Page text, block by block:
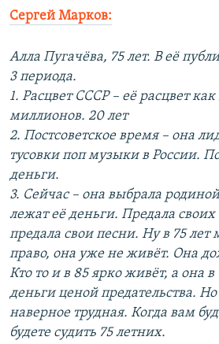
Сергей Марков:
Алла Пугачёва, 75 лет. В её
3 периода.
1. Расцвет СССР – её расцвет
миллионов. 20 лет
2. Постсоветское время – она
тусовки поп музыки в России.
деньги.
3. Сейчас – она выбрала
лежат её деньги. Предала
предала свои песни. Ну в 75
право, она уже не живёт. Она
Кто то и в 85 ярко живёт, а она в
деньги ценой предательства.
наверное трудная. Когда вам
будете судить 75 летних.